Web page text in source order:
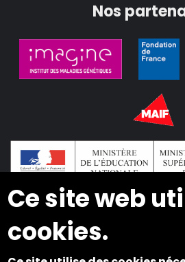
Ce site web
cookies.
Nos
2024 © Copyright INSEI.